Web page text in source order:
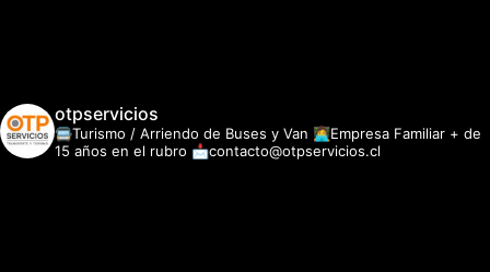
otpservicios
🚍Turismo / Arriendo de Buses y Van 👩‍💻Empresa Familiar + de
15 años en el rubro 📩contacto@otpservicios.cl